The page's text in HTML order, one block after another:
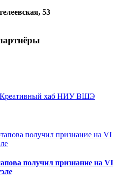
53
Креативный хаб НИУ ВШЭ
получил признание на VI